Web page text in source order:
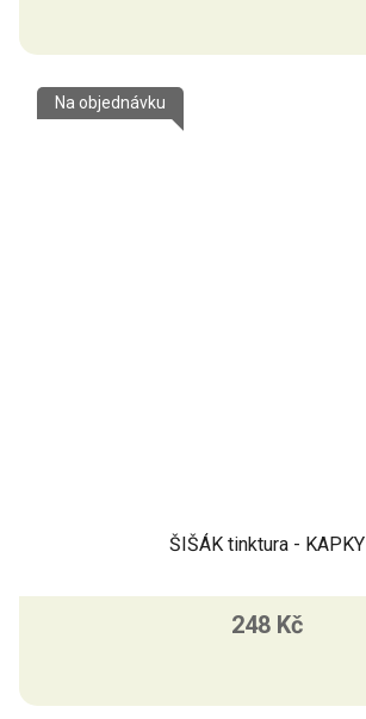
ŠIŠÁK tinktura - KAPKY
Na objednávku
248 Kč